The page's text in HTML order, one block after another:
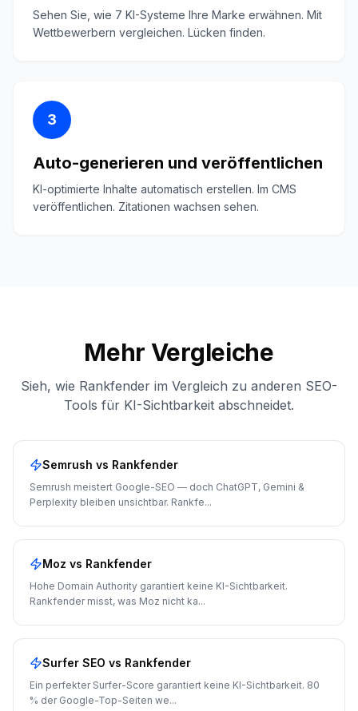
Sehen Sie, wie 7 KI-Systeme Ihre Marke erwähnen. Mit
Wettbewerbern vergleichen. Lücken finden.
3
Auto-generieren und veröffentlichen
KI-optimierte Inhalte automatisch erstellen. Im CMS
veröffentlichen. Zitationen wachsen sehen.
Mehr Vergleiche
Sieh, wie Rankfender im Vergleich zu anderen SEO-
Tools für KI-Sichtbarkeit abschneidet.
Semrush vs Rankfender
Semrush meistert Google-SEO — doch ChatGPT, Gemini &
Perplexity bleiben unsichtbar. Rankfe...
Moz vs Rankfender
Hohe Domain Authority garantiert keine KI-Sichtbarkeit.
Rankfender misst, was Moz nicht ka...
Surfer SEO vs Rankfender
Ein perfekter Surfer-Score garantiert keine KI-Sichtbarkeit. 80
% der Google-Top-Seiten we...